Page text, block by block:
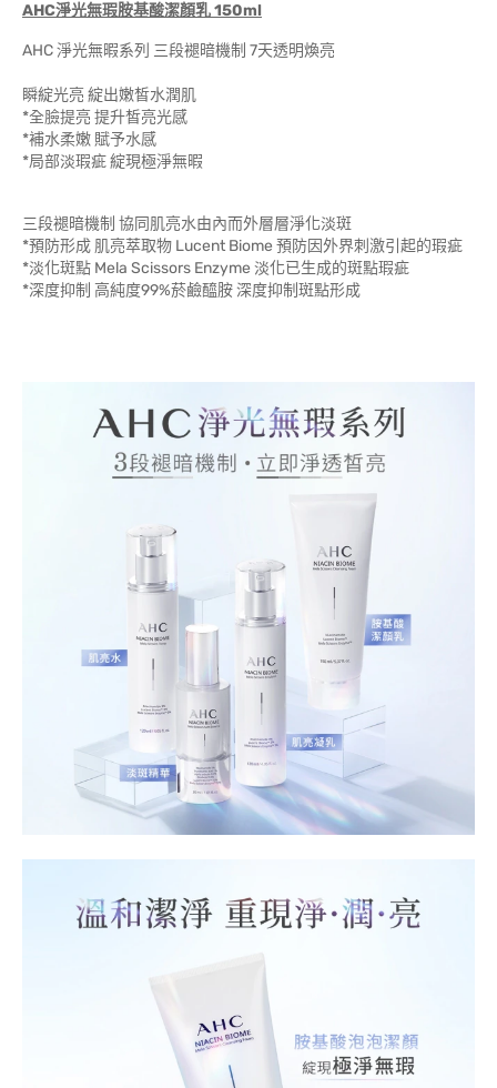
AHC淨光無瑕胺基酸潔顏乳 150ml
AHC 淨光無暇系列 三段褪暗機制 7天透明煥亮
瞬綻光亮 綻出嫩皙水潤肌
*全臉提亮 提升皙亮光感
*補水柔嫩 賦予水感
*局部淡瑕疵 綻現極淨無暇
三段褪暗機制 協同肌亮水由內而外層層淨化淡斑
*預防形成 肌亮萃取物 Lucent Biome 預防因外界刺激引起的瑕疵
*淡化斑點 Mela Scissors Enzyme 淡化已生成的斑點瑕疵
*深度抑制 高純度99%菸鹼醯胺 深度抑制斑點形成